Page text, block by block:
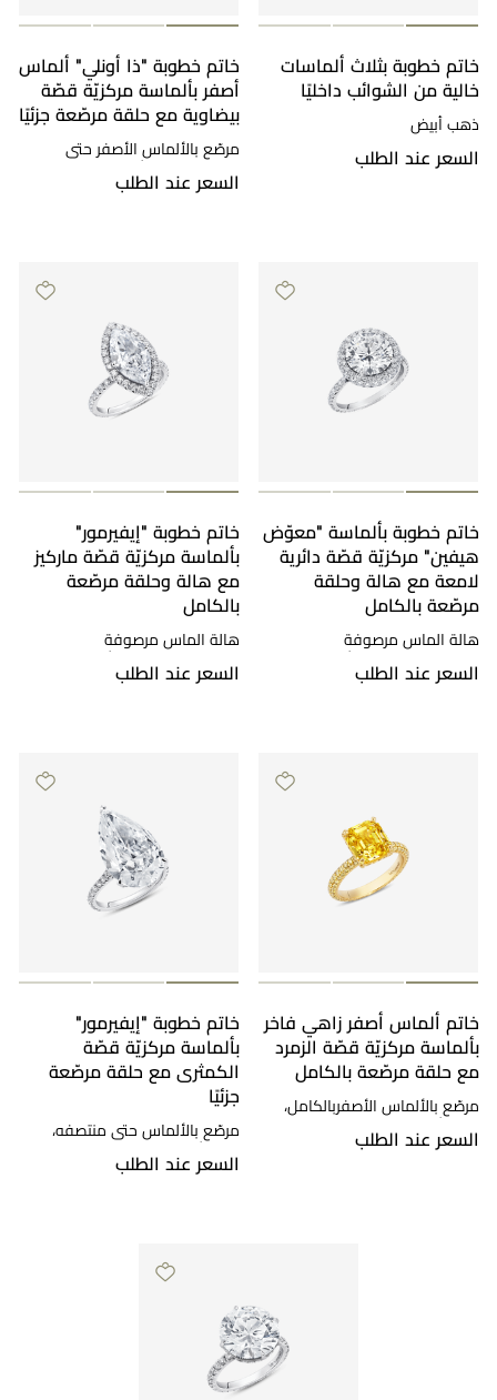
خاتم خطوبة بثلاث ألماسات
خالية من الشوائب داخليًا
ذهب أبيض
السعر عند الطلب
خاتم خطوبة "ذا أونلي" ألماس
أصفر بألماسة مركزيّة قصّة
بيضاوية مع حلقة مرصّعة جزئيًا
مرصّع بالألماس الأصفر حتى
منتصفه، ذهب أصفر
السعر عند الطلب
خاتم خطوبة بألماسة "معوّض
هيفين" مركزيّة قصّة دائرية
لامعة مع هالة وحلقة
مرصّعة بالكامل
هالة الماس مرصوفة
بالميكروبافيه، ذهب أبيض
السعر عند الطلب
خاتم خطوبة "إيفيرمور"
بألماسة مركزيّة قصّة ماركيز
مع هالة وحلقة مرصّعة
بالكامل
هالة الماس مرصوفة
بالميكروبافيه، ذهب أبيض
السعر عند الطلب
خاتم ألماس أصفر زاهي فاخر
بألماسة مركزيّة قصّة الزمرد
مع حلقة مرصّعة بالكامل
مرصّع بالألماس الأصفربالكامل،
ذهب أصفر
السعر عند الطلب
خاتم خطوبة "إيفيرمور"
بألماسة مركزيّة قصّة
الكمثرى مع حلقة مرصّعة
جزئيًا
مرصّع بالألماس حتى منتصفه،
ذهب أبيض
السعر عند الطلب